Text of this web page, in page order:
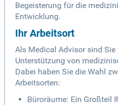
Begeisterung für die
Entwicklung.
Ihr Arbeitsort
Als Medical Advisor sind
Unterstützung von
Dabei haben Sie die Wahl
Arbeitsorten:
Büroräume: Ein Großteil